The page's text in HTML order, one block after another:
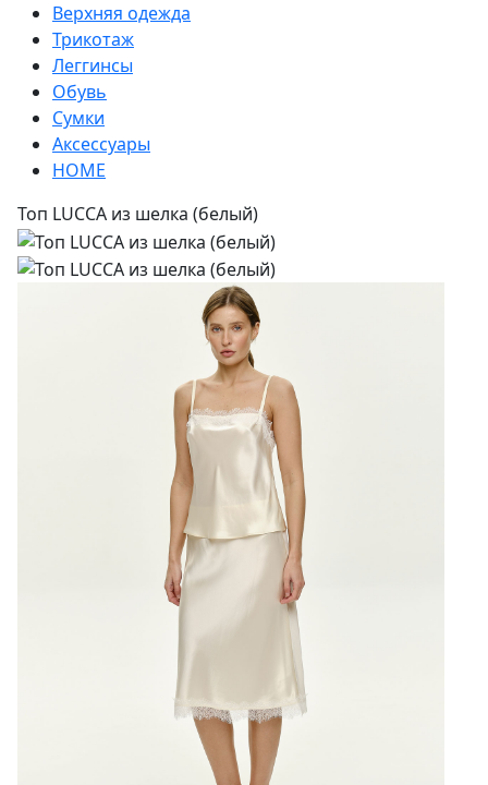
Верхняя одежда
Трикотаж
Леггинсы
Обувь
Сумки
Аксессуары
HOME
Топ LUCCA из шелка (белый)